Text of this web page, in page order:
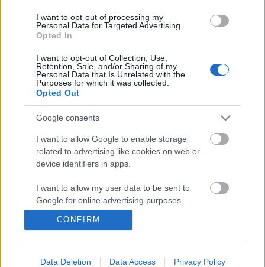
I want to opt-out of processing my
Personal Data for Targeted Advertising.
Opted In
I want to opt-out of Collection, Use,
Retention, Sale, and/or Sharing of my
Personal Data that Is Unrelated with the
Purposes for which it was collected.
Opted Out
Google consents
I want to allow Google to enable storage
related to advertising like cookies on web or
device identifiers in apps.
I want to allow my user data to be sent to
Google for online advertising purposes.
I want to allow Google to send me
personalized advertising.
I want to allow Google to enable storage
CONFIRM
Data Deletion Data Access Privacy Policy
Hogyan ítélkeznek puccsistának
minősített társaik felett a bírák?
Helyzetjelentés Ankarából
Magyar Ügyvéd•2016. december 25.